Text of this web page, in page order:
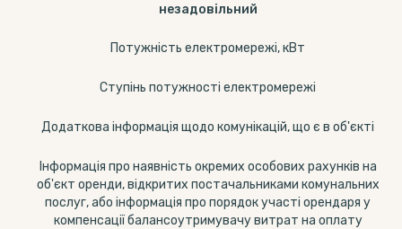
незадовільний
Потужність електромережі, кВт
Ступінь потужності електромережі
Додаткова інформація щодо комунікацій, що є в об'єкті
Інформація про наявність окремих особових рахунків на
об'єкт оренди, відкритих постачальниками комунальних
послуг, або інформація про порядок участі орендаря у
компенсації балансоутримувачу витрат на оплату